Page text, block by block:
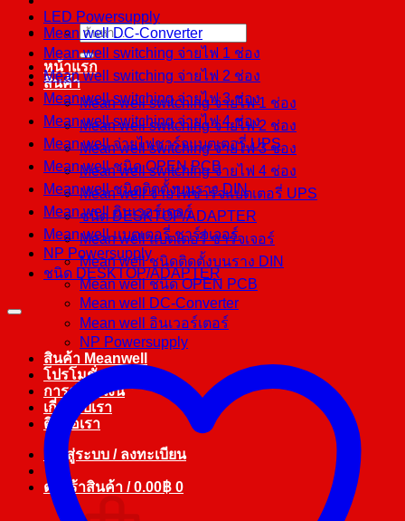
ค้นหา:
หน้าแรก
สินค้า
Mean well switching จ่ายไฟ 1 ช่อง
Mean well switching จ่ายไฟ 2 ช่อง
Mean well switching จ่ายไฟ 3 ช่อง
Mean well switching จ่ายไฟ 4 ช่อง
Mean well จ่ายไฟชาร์จแบตเตอรี่ UPS
ชนิด DESKTOP/ADAPTER
Mean well แบตเตอรี่ ชาร์จเจอร์
Mean well ชนิดติดตั้งบนราง DIN
Mean well ชนิด OPEN PCB
Mean well DC-Converter
Mean well อินเวอร์เตอร์
NP Powersupply
สินค้า Meanwell
โปรโมชั่น
การชำระเงิน
เกี่ยวกับเรา
ติดต่อเรา
เข้าสู่ระบบ / ลงทะเบียน
ตะกร้าสินค้า /0.00฿ 0
LED Powersupply
Mean well DC-Converter
Mean well switching จ่ายไฟ 1 ช่อง
Mean well switching จ่ายไฟ 2 ช่อง
Mean well switching จ่ายไฟ 3 ช่อง
Mean well switching จ่ายไฟ 4 ช่อง
Mean well จ่ายไฟชาร์จแบตเตอรี่ UPS
Mean well ชนิด OPEN PCB
Mean well ชนิดติดตั้งบนราง DIN
Mean well อินเวอร์เตอร์
Mean well แบตเตอรี่ ชาร์จเจอร์
NP Powersupply
ชนิด DESKTOP/ADAPTER